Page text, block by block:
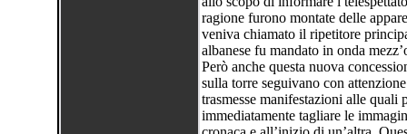
ragione furono montate delle
veniva chiamato il ripetitore
albanese fu mandato in onda
Però anche questa nuova
sulla torre seguivano con
trasmesse manifestazioni alle quali
immediatamente tagliare le